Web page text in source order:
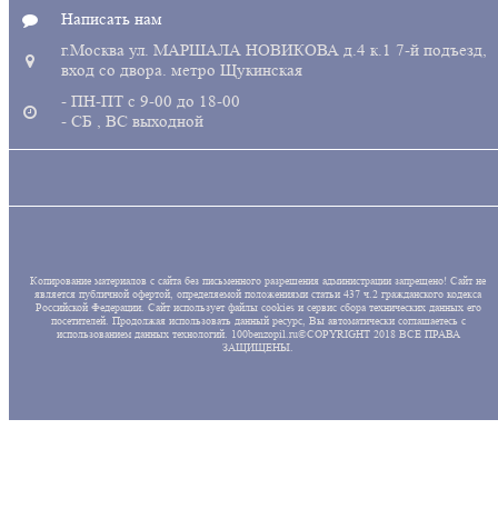
Написать нам
г.Москва ул. МАРШАЛА НОВИКОВА д.4 к.1 7-й подъезд,
вход со двора. метро Щукинская
- ПН-ПТ с 9-00 до 18-00
- СБ , ВС выходной
Копирование материалов с сайта без письменного разрешения администрации запрещено! Сайт не
является публичной офертой, определяемой положениями статьи 437 ч.2 гражданского кодекса
Российской Федерации. Сайт использует файлы cookies и сервис сбора технических данных его
посетителей. Продолжая использовать данный ресурс, Вы автоматически соглашаетесь с
использованием данных технологий. 100benzopil.ru©COPYRIGHT 2018 ВСЕ ПРАВА
ЗАЩИЩЕНЫ.